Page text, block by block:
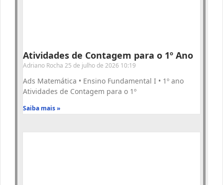
Atividades de Contagem para o 1º Ano
Adriano Rocha 25 de julho de 2026 10:19
Ads Matemática • Ensino Fundamental I • 1º ano
Atividades de Contagem para o 1º
Saiba mais »